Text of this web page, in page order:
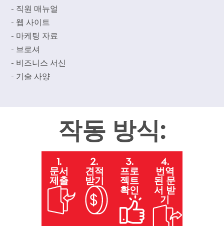
- 직원 매뉴얼
- 웹 사이트
- 마케팅 자료
- 브로셔
- 비즈니스 서신
- 기술 사양
작동 방식:
1.
문서
제출
2.
견적
받기
3.
프로
젝트
확인
4.
번역
된 문
서 받
기